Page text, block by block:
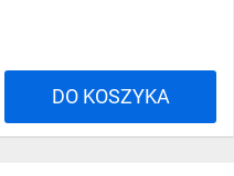
DO KOSZYKA